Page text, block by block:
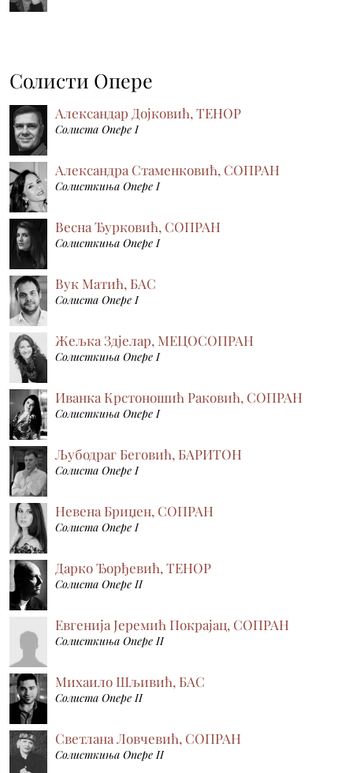
Солисти Опере
Александар Дојковић, ТЕНОР
Солиста Опере I
Александра Стаменковић, СОПРАН
Солисткиња Опере I
Весна Ђурковић, СОПРАН
Солисткиња Опере I
Вук Матић, БАС
Солиста Опере I
Жељка Здјелар, МЕЦОСОПРАН
Солисткиња Опере I
Иванка Крстоношић Раковић, СОПРАН
Солисткиња Опере I
Љубодраг Беговић, БАРИТОН
Солиста Опере I
Невена Бриџен, СОПРАН
Солиста Опере I
Дарко Ђорђевић, ТЕНОР
Солиста Опере II
Евгенија Јеремић Покрајац, СОПРАН
Солисткиња Опере II
Михаило Шљивић, БАС
Солиста Опере II
Светлана Ловчевић, СОПРАН
Солисткиња Опере II